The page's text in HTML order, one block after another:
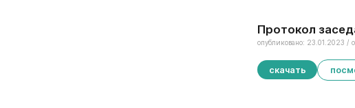
Протокол
опубликовано: 23.01.2023 /
скачать